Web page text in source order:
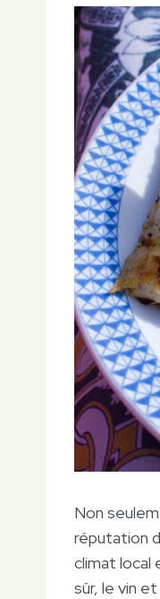
Non
réputation
climat local
sûr, le vin